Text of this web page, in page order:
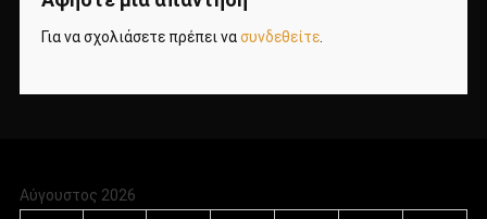
Για να σχολιάσετε πρέπει νασυνδεθείτε.
Αύγουστος 2026